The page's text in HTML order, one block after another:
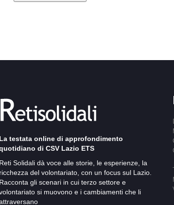
La testata online di approfondimento
di CSV Lazio ETS
Reti Solidali dà voce alle storie, le esperienze, la
ricchezza del volontariato, con un focus sul Lazio.
Racconta gli scenari in cui terzo settore e
si muovono e i cambiamenti che li